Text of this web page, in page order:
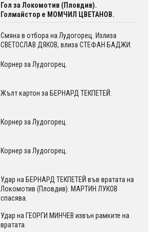
Гол за Локомотив (Пловдив).
Голмайстор е МОМЧИЛ ЦВЕТАНОВ.
Смяна в отбора на Лудогорец. Излиза
СВЕТОСЛАВ ДЯКОВ, влиза СТЕФАН БАДЖИ.
Корнер за Лудогорец.
Жълт картон за БЕРНАРД ТЕКПЕТЕЙ.
Корнер за Лудогорец.
Корнер за Лудогорец.
Удар на БЕРНАРД ТЕКПЕТЕЙ във вратата на
Локомотив (Пловдив). МАРТИН ЛУКОВ
спасява.
Удар на ГЕОРГИ МИНЧЕВ извън рамките на
вратата.